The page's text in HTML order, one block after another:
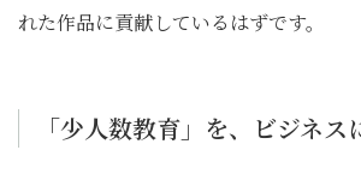
れた作品に貢献しているはずです。
「少人数教育」を、ビジネ